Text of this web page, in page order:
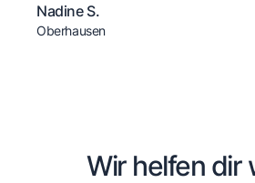
Nadine S.
Oberhausen
Wir helfen dir